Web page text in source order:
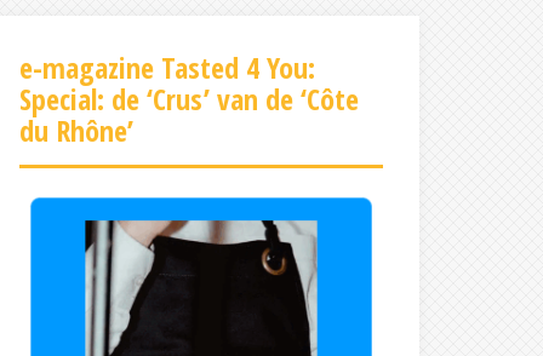
e-magazine Tasted 4 You:
Special: de ‘Crus’ van de ‘Côte
du Rhône’